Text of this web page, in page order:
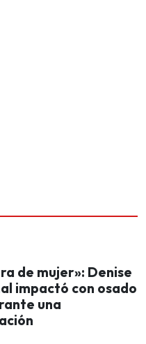
de mujer»: Denise
impactó con osado
una